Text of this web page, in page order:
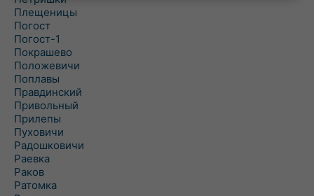
Плещеницы
Погост
Погост-1
Покрашево
Положевичи
Поплавы
Правдинский
Привольный
Прилепы
Пуховичи
Радошковичи
Раевка
Раков
Ратомка